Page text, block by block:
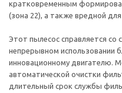
кратковременным
(зона 22), а также вредной
Этот пылесос справляется
непрерывном использовании
инновационному двигателю.
автоматической очистки
длительный срок службы